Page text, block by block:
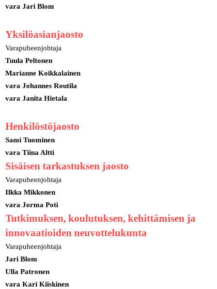
vara Jari Blom
Yksilöasianjaosto
Varapuheenjohtaja
Tuula Peltonen
Marianne Koikkalainen
vara Johannes Routila
vara Janita Hietala
Henkilöstöjaosto
Sami Tuominen
vara Tiina Altti
Sisäisen tarkastuksen jaosto
Varapuheenjohtaja
Ilkka Mikkonen
vara Jorma Poti
Tutkimuksen, koulutuksen, kehittämisen ja
innovaatioiden neuvottelukunta
Varapuheenjohtaja
Jari Blom
Ulla Patronen
vara Kari Kiiskinen